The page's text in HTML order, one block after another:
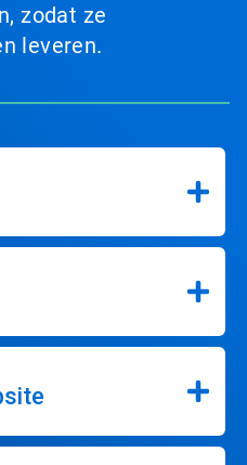
zodat ze
leveren.